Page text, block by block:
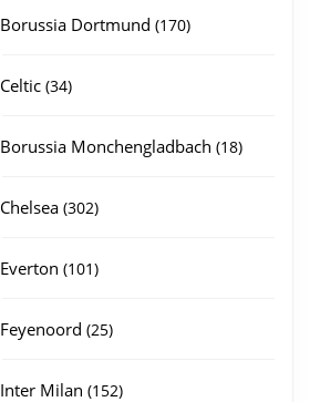
Borussia Dortmund 170170
Celtic 3434
Borussia Monchengladbach 1818
Chelsea 302302
Everton 101101
Feyenoord 2525
Inter Milan 152152